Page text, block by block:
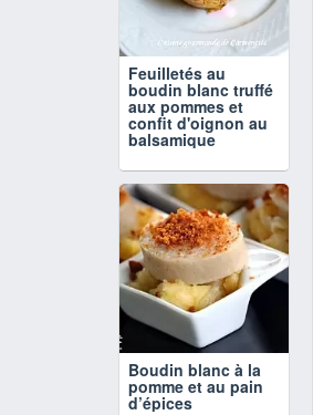
Feuilletés au
boudin blanc truffé
aux pommes et
confit d'oignon au
balsamique
Boudin blanc à la
pomme et au pain
d’épices